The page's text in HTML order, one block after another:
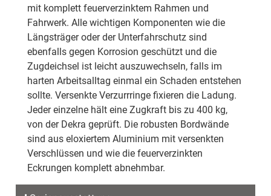
mit komplett feuerverzinktem Rahmen und
Fahrwerk. Alle wichtigen Komponenten wie die
Längsträger oder der Unterfahrschutz sind
ebenfalls gegen Korrosion geschützt und die
Zugdeichsel ist leicht auszuwechseln, falls im
harten Arbeitsalltag einmal ein Schaden entstehen
sollte. Versenkte Verzurrringe fixieren die Ladung.
Jeder einzelne hält eine Zugkraft bis zu 400 kg,
von der Dekra geprüft. Die robusten Bordwände
sind aus eloxiertem Aluminium mit versenkten
Verschlüssen und wie die feuerverzinkten
Eckrungen komplett abnehmbar.